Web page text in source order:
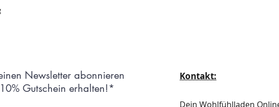
Newsletter abonnieren
Gutschein erhalten!*
Kontakt:
Dein Wohlfühlladen